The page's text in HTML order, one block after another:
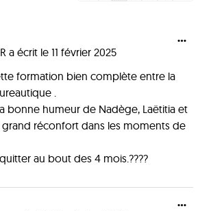
a écrit le 11 février 2025
formation bien complète entre la
.
bonne humeur de Nadège, Laëtitia et
réconfort dans les moments de
au bout des 4 mois.????
...
...